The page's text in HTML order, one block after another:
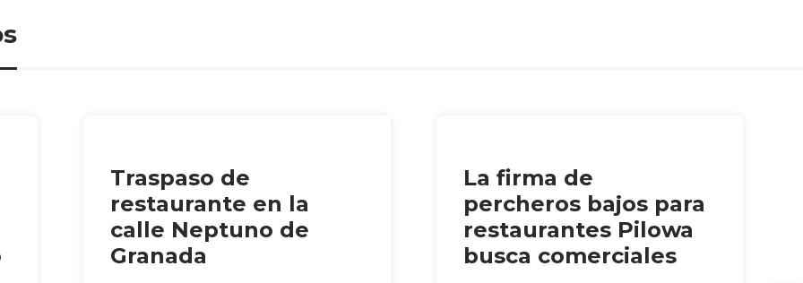
Traspaso de
restaurante en la
calle Neptuno de
Granada
La firma de
percheros bajos para
restaurantes Pilowa
busca comerciales